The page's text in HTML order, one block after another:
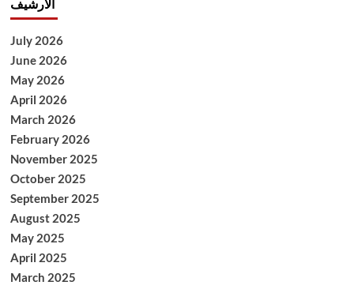
الارشيف
July 2026
June 2026
May 2026
April 2026
March 2026
February 2026
November 2025
October 2025
September 2025
August 2025
May 2025
April 2025
March 2025